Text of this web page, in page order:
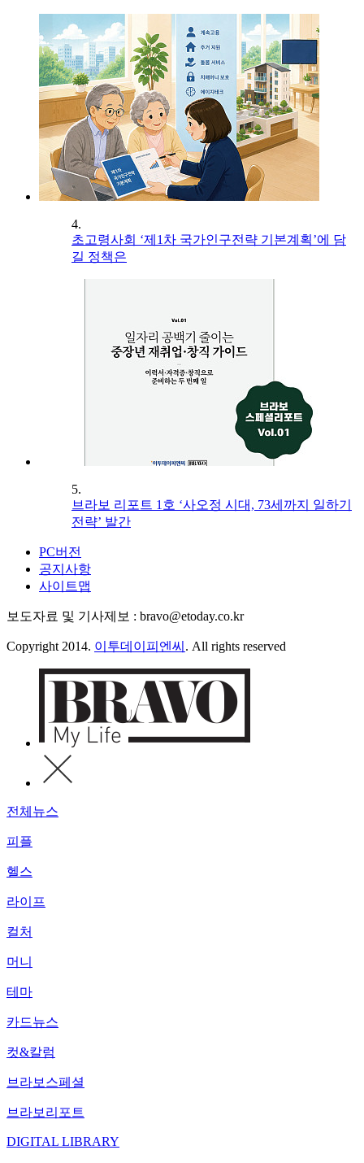
4.
초고령사회 ‘제1차 국가인구전략 기본계획’에 담
길 정책은
5.
브라보 리포트 1호 ‘사오정 시대, 73세까지 일하기
전략’ 발간
PC버전
공지사항
사이트맵
보도자료 및 기사제보 : bravo@etoday.co.kr
Copyright 2014. 이투데이피엔씨 . All rights reserved
전체뉴스
피플
헬스
라이프
컬처
머니
테마
카드뉴스
컷&칼럼
브라보스페셜
브라보리포트
DIGITAL LIBRARY